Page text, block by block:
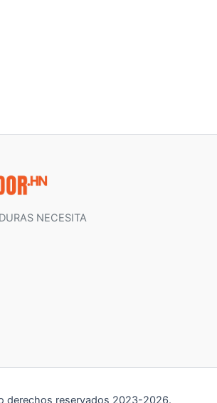
NECESITA
derechos reservados 2023-2026.